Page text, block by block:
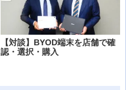
【対談】BYOD端末を店舗で確
認・選択・購入